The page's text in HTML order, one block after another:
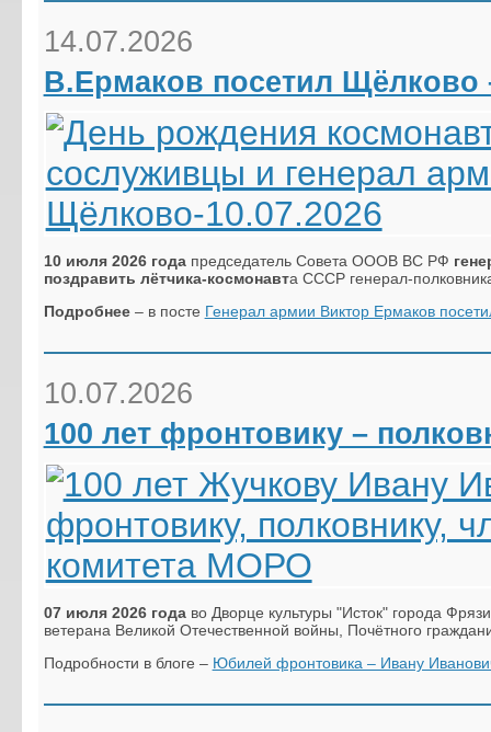
14.07.2026
В.Ермаков посетил Щёлково
10 июля 2026 годапредседатель Совета ОООВ ВС РФ
поздравить лётчика-космонавта СССР генерал-
Подробнее– в посте Генерал армии Виктор Ермаков
10.07.2026
100 лет фронтовику –
07 июля 2026 годаво Дворце культуры "Исток" города
ветерана Великой Отечественной войны, Почётного
Подробности в блоге – Юбилей фронтовика – Ивану